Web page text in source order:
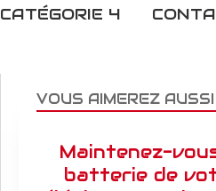
CATÉGORIE 4
VOUS AIMEREZ AUSSI
Maintenez-
batterie de